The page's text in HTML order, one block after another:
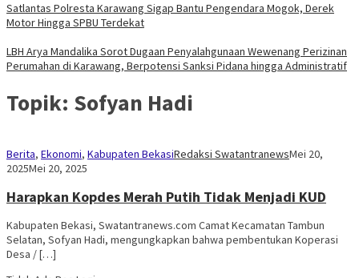
Satlantas Polresta Karawang Sigap Bantu Pengendara Mogok, Derek
Motor Hingga SPBU Terdekat
LBH Arya Mandalika Sorot Dugaan Penyalahgunaan Wewenang Perizinan
Perumahan di Karawang, Berpotensi Sanksi Pidana hingga Administratif
Topik: Sofyan Hadi
Berita, Ekonomi, Kabupaten BekasiRedaksi SwatantranewsMei 20,
2025Mei 20, 2025
Harapkan Kopdes Merah Putih Tidak Menjadi KUD
Kabupaten Bekasi, Swatantranews.com Camat Kecamatan Tambun
Selatan, Sofyan Hadi, mengungkapkan bahwa pembentukan Koperasi
Desa / […]